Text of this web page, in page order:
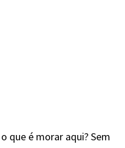
que é morar aqui? Sem